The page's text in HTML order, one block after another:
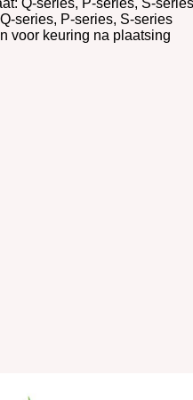
series, P-series, S-series
voor keuring na plaatsing